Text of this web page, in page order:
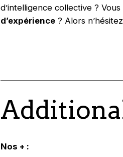
d’intelligence collective ?
d’expérience? Alors
Nos + :